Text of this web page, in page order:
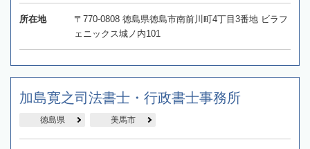
所在地
〒770-0808 徳島県徳島市南前川町4丁目3番地 ビラフ
ェニックス城ノ内101
加島寛之司法書士・行政書士事務所
徳島県 美馬市